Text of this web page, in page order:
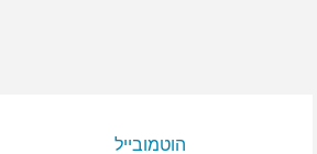
הוטמובייל